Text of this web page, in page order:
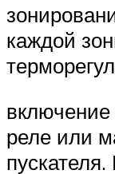
каждой
включение
реле или